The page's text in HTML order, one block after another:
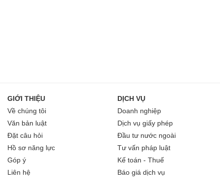
GIỚI THIỆU
Về chúng tôi
Văn bản luật
Đặt câu hỏi
Hồ sơ năng lực
Góp ý
Liên hệ
DỊCH VỤ
Doanh nghiệp
Dịch vụ giấy phép
Đầu tư nước ngoài
Tư vấn pháp luật
Kế toán - Thuế
Báo giá dịch vụ